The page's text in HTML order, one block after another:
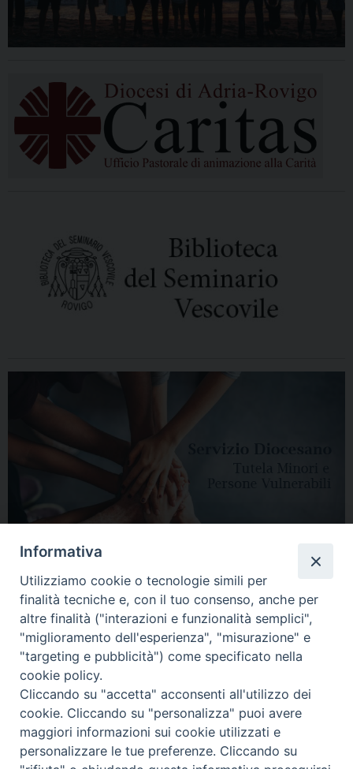
HOME DIOCESI VESCOVO CURIA VESCOVILE NEWS
APPUNTAMENTI CONTATTI SERVIZIO ANTENATI
Copyright © 2018 - 2021Diocesi di Adria Rovigo.All Rights Reserved.
Informativa
Utilizziamo cookie o tecnologie simili per
finalità tecniche e, con il tuo consenso, anche per
altre finalità ("interazioni e funzionalità semplici",
"miglioramento dell'esperienza", "misurazione" e
"targeting e pubblicità") come specificato nella
cookie policy.
Cliccando su "accetta" acconsenti all'utilizzo dei
cookie. Cliccando su "personalizza" puoi avere
maggiori informazioni sui cookie utilizzati e
personalizzare le tue preferenze. Cliccando su